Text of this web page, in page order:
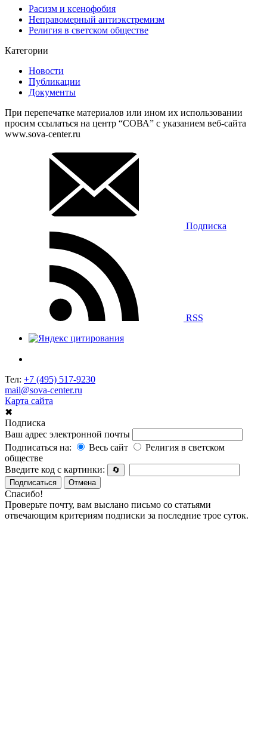
Расизм и ксенофобия
Неправомерный антиэкстремизм
Религия в светском обществе
Категории
Новости
Публикации
Документы
При перепечатке материалов или ином их использовании
просим ссылаться на центр “СОВА” с указанием веб-сайта
www.sova-center.ru
Подписка
RSS
Тел: +7 (495) 517-9230
mail@sova-center.ru
Карта сайта
✖
Подписка
Ваш адрес электронной почты
Подписаться на:
Весь сайт
Религия в светском
обществе
Введите код с картинки:
🔄
Подписаться
Отмена
Спасибо!
Проверьте почту, вам выслано письмо со статьями
отвечающим критериям подписки за последние трое суток.